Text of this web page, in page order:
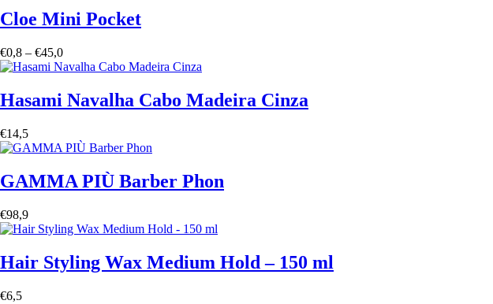
Cloe Mini Pocket
€0,8 – €45,0Faixa
de
€0,8
através
Hasami Navalha Cabo Madeira Cinza
€14,5
GAMMA PIÙ Barber Phon
€98,9
Hair Styling Wax Medium Hold – 150 ml
€6,5